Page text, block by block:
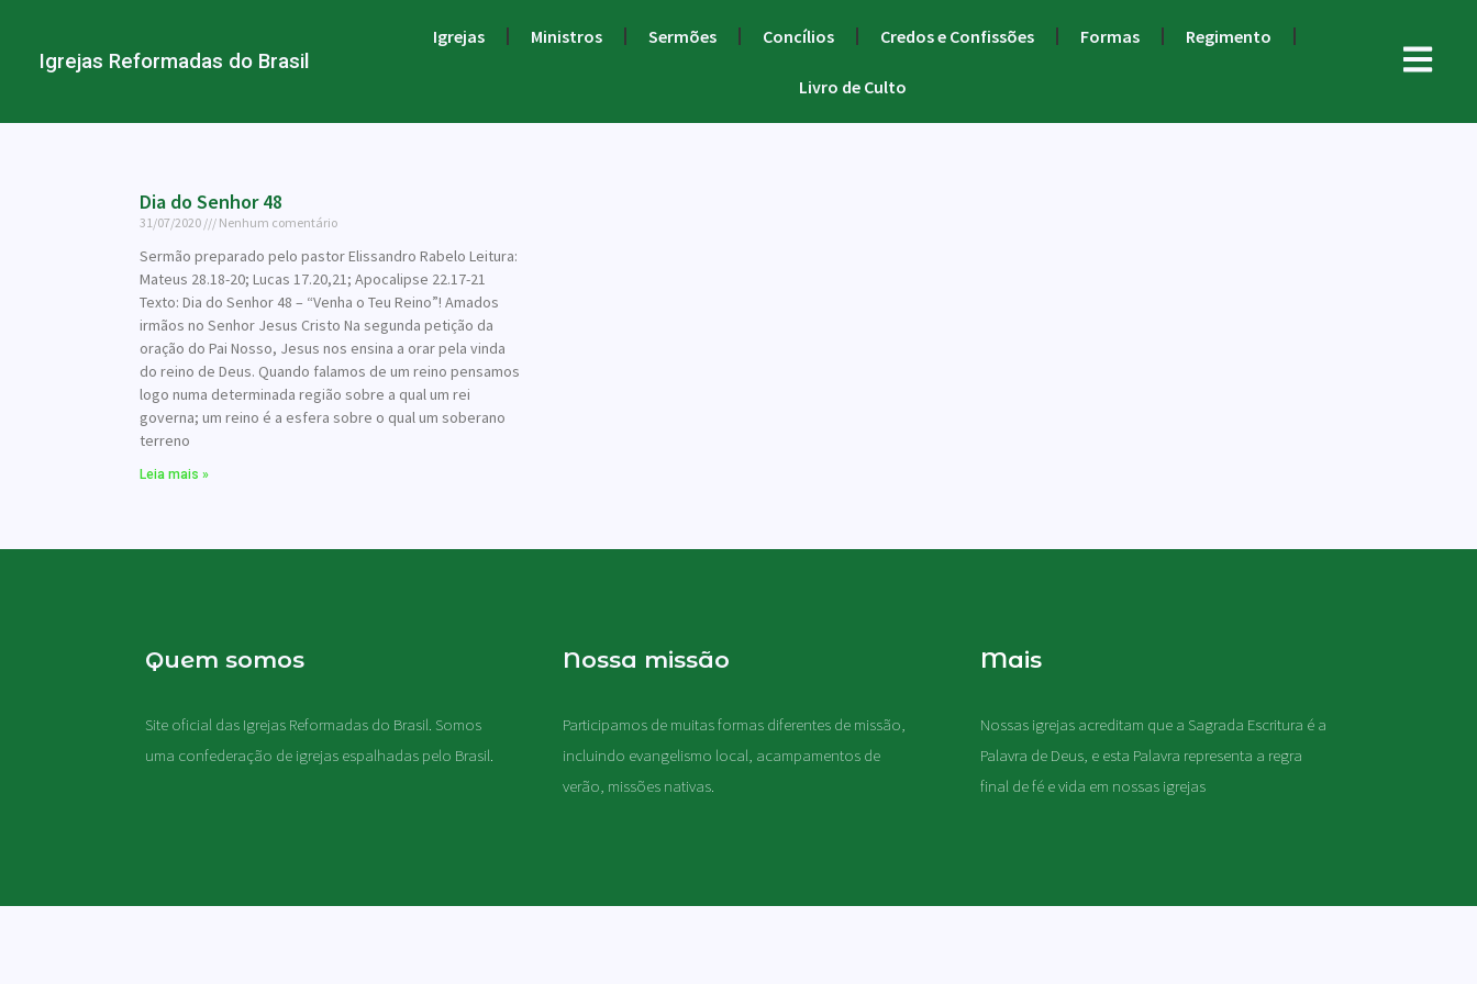
Igrejas Reformadas do Brasil
Igrejas Ministros Sermões Concílios Credos e Confissões Formas Regimento
Livro de Culto
Dia do Senhor 48
31/07/2020 Nenhum comentário
Sermão preparado pelo pastor Elissandro Rabelo Leitura:
Mateus 28.18-20; Lucas 17.20,21; Apocalipse 22.17-21
Texto: Dia do Senhor 48 – “Venha o Teu Reino”! Amados
irmãos no Senhor Jesus Cristo Na segunda petição da
oração do Pai Nosso, Jesus nos ensina a orar pela vinda
do reino de Deus. Quando falamos de um reino pensamos
logo numa determinada região sobre a qual um rei
governa; um reino é a esfera sobre o qual um soberano
terreno
Leia mais »
Quem somos
Site oficial das Igrejas Reformadas do Brasil. Somos
uma confederação de igrejas espalhadas pelo Brasil.
Nossa missão
Participamos de muitas formas diferentes de missão,
incluindo evangelismo local, acampamentos de
verão, missões nativas.
Mais
Nossas igrejas acreditam que a Sagrada Escritura é a
Palavra de Deus, e esta Palavra representa a regra
final de fé e vida em nossas igrejas